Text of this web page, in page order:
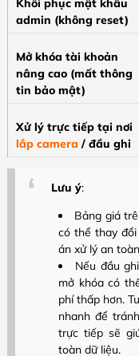
Khôi phục mật khẩu
admin (không reset)
Mở khóa tài khoản
nâng cao (mất thông
tin bảo mật)
Xử lý trực tiếp tại nơi
lắp camera / đầu ghi
Lưu ý:
Bảng giá
có thể thay
án xử lý an
Nếu đầu
mở khóa có
phí thấp hơn.
nhanh để
trực tiếp sẽ
toàn dữ liệu.